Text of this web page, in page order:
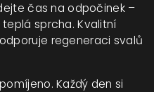
čas na odpočinek –
sprcha. Kvalitní
regeneraci svalů
Každý den si